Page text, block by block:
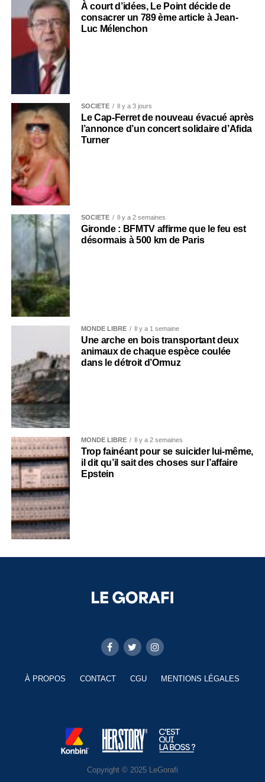
À court d’idées, Le Point décide de
consacrer un 789 ème article à Jean-
Luc Mélenchon
SOCIÉTÉ Il y a 3 jours
Le Cap-Ferret de nouveau évacué après
l’annonce d’un concert solidaire d’Afida
Turner
SOCIÉTÉ Il y a 2 semaines
Gironde : BFMTV affirme que le feu est
désormais à 500 km de Paris
MONDE LIBRE Il y a 1 semaine
Une arche en bois transportant deux
animaux de chaque espèce coulée
dans le détroit d’Ormuz
MONDE LIBRE Il y a 2 semaines
Trop fainéant pour se suicider lui-même,
il dit qu’il sait des choses sur l’affaire
Epstein
À PROPOS CONTACT CGU MENTIONS LÉGALES
Copyright © 2025 LeGorafi